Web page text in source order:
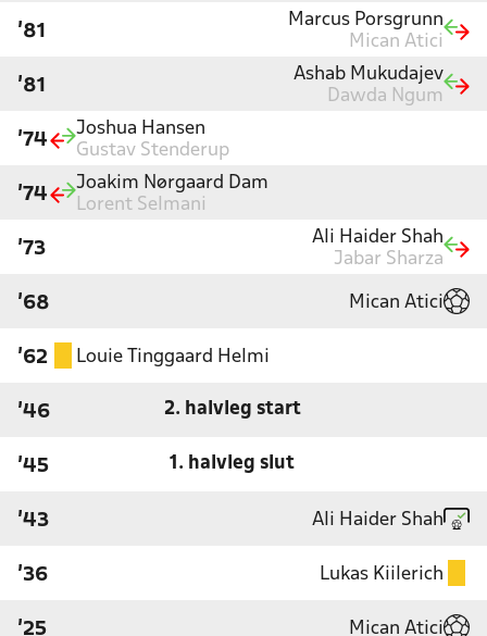
'81
Marcus Porsgrunn
Mican Atici
'81
Ashab Mukudajev
Dawda Ngum
'74
Joshua Hansen
Gustav Stenderup
'74
Joakim Nørgaard Dam
Lorent Selmani
'73
Ali Haider Shah
Jabar Sharza
'68 Mican Atici
'62 Louie Tinggaard Helmi
'46 2. halvleg start
'45 1. halvleg slut
'43 Ali Haider Shah
'36 Lukas Kiilerich
'25 Mican Atici